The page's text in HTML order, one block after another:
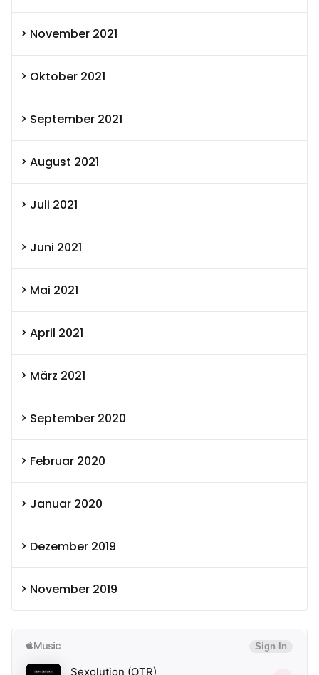
November 2021
Oktober 2021
September 2021
August 2021
Juli 2021
Juni 2021
Mai 2021
April 2021
März 2021
September 2020
Februar 2020
Januar 2020
Dezember 2019
November 2019